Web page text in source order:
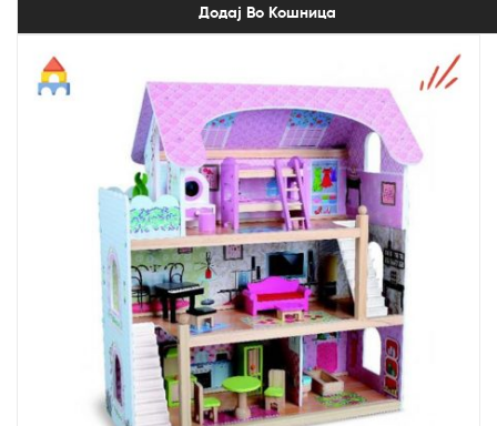
Додај Во Кошница